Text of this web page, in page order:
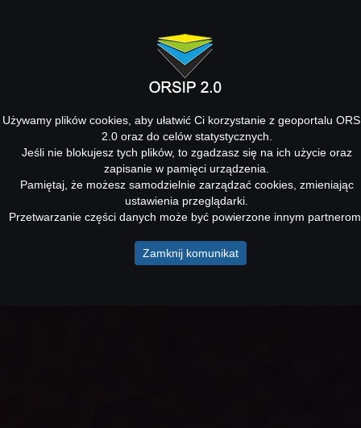
Używamy plików cookies, aby ułatwić Ci korzystanie z geoportalu
2.0 oraz do celów statystycznych.
Jeśli nie blokujesz tych plików, to zgadzasz się na ich użycie oraz
zapisanie w pamięci urządzenia.
Pamiętaj, że możesz samodzielnie zarządzać cookies, zmieniając
ustawienia przeglądarki.
Przetwarzanie części danych może być powierzone innym
Zamknij komunikat